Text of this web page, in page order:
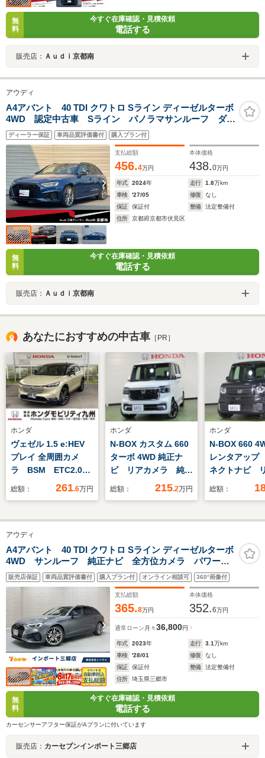
無
料
今すぐ在庫確認・見積依頼
電話する
販売店： Ａｕｄｉ京都南
アウディ
A4アバント 40 TDI クワトロ Sライン ディーゼルターボ
4WD 認定中古車 Sライン パノラマサンルーフ ダン
ピングコントロールサスペンション :アルミホイール5V
スポークスターデザインマットチタンルックポリッシュ
ト Bang&Olufsen3Dアドバンストサウンド
ディーラー保証 車両品質評価書付 購入プラン付
支払総額
456.4万円
本体価格
438.0万円
年式 2024年 走行 1.8万km
車検
'27/05 修復
なし
保証
保証付 整備
法定整備付
住所
京都府京都市伏見区
無
料
今すぐ在庫確認・見積依頼
電話する
販売店： Ａｕｄｉ京都南
あなたにおすすめの中古車 ［PR］
ホンダ
ヴェゼル 1.5 e:HEV
プレイ 全周囲カメ
ラ BSM ETC2.0
総額： 261.6万円
ホンダ
N-BOX カスタム 660
ターボ 4WD 純正ナ
ビ リアカメラ 純正
ドラレコ 純正夏冬タ
総額： 215.2万円
ホンダ
N-BOX 660
レンタアッ
ネクトナビ
ラ 純正ド
イドドア シ
総額：
アウディ
A4アバント 40 TDI クワトロ Sライン ディーゼルターボ
4WD サンルーフ 純正ナビ 全方位カメラ パワーバ
ックドア LEDヘッドライト 1オーナー車
販売店保証 車両品質評価書付 購入プラン付 オンライン相談可 360°画像付
支払総額
365.8万円
本体価格
352.6万円
通常ローン 月々36,800円
年式 2023年 走行 3.1万km
車検
'28/01 修復
なし
保証
保証付 整備
法定整備付
住所
埼玉県三郷市
無
料
今すぐ在庫確認・見積依頼
電話する
カーセンサーアフター保証がAプランに付いています
販売店： カーセブンインポート三郷店